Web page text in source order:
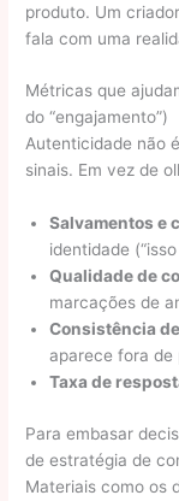
produto. Um
fala com uma
Métricas que
do “engajamento”)
Autenticidade não
sinais. Em vez de
Salvamentos e
identidade
Qualidade de
marcações de
Consistência
aparece fora de
Taxa de
Para embasar
de estratégia de
Materiais como os